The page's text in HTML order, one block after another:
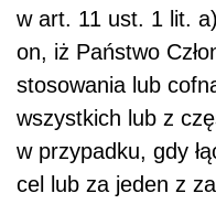
w art. 11 ust. 1 lit.
on, iż Państwo
stosowania lub
wszystkich lub z
w przypadku, gdy
cel lub za jeden z